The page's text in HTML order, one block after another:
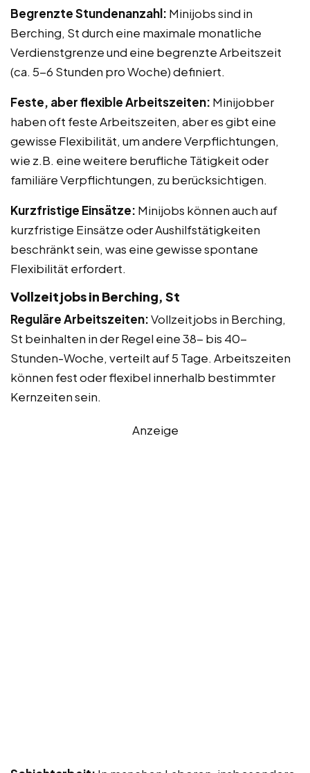
Begrenzte Stundenanzahl: Minijobs sind in
Berching, St durch eine maximale monatliche
Verdienstgrenze und eine begrenzte Arbeitszeit
(ca. 5-6 Stunden pro Woche) definiert.
Feste, aber flexible Arbeitszeiten: Minijobber
haben oft feste Arbeitszeiten, aber es gibt eine
gewisse Flexibilität, um andere Verpflichtungen,
wie z.B. eine weitere berufliche Tätigkeit oder
familiäre Verpflichtungen, zu berücksichtigen.
Kurzfristige Einsätze: Minijobs können auch auf
kurzfristige Einsätze oder Aushilfstätigkeiten
beschränkt sein, was eine gewisse spontane
Flexibilität erfordert.
Vollzeitjobs in Berching, St
Reguläre Arbeitszeiten:Vollzeitjobs in Berching,
St beinhalten in der Regel eine 38- bis 40-
Stunden-Woche, verteilt auf 5 Tage. Arbeitszeiten
können fest oder flexibel innerhalb bestimmter
Kernzeiten sein.
Anzeige